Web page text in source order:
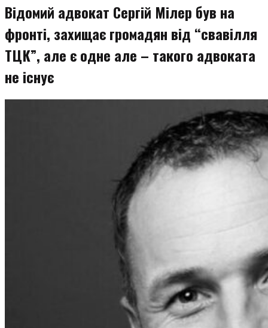
Відомий адвокат Сергій Мілер був на
фронті, захищає громадян від “свавілля
ТЦК”, але є одне але – такого адвоката
не існує